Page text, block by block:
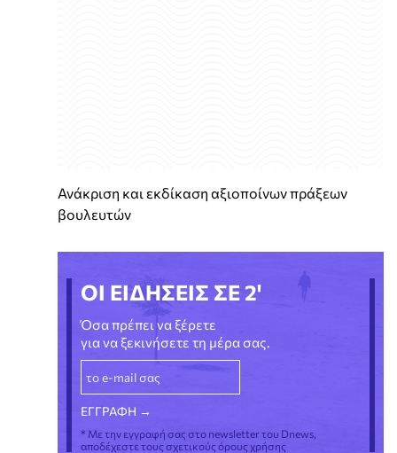
Ανάκριση και εκδίκαση αξιοποίνων πράξεων
βουλευτών
ΟΙ ΕΙΔΗΣΕΙΣ ΣΕ 2'
Όσα πρέπει να ξέρετε
για να ξεκινήσετε τη μέρα σας.
* Με την εγγραφή σας στο newsletter του Dnews,
αποδέχεστε τους σχετικούς όρους χρήσης